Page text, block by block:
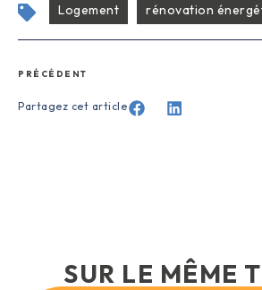
Logement rénovation
PRÉCÉDENT
Partagez cet article
SUR LE MÊME